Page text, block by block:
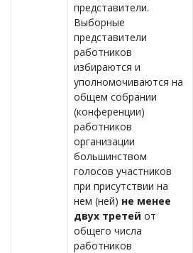
представители.
Выборные
представители
работников
избираются и
уполномочиваются на
общем собрании
(конференции)
работников
организации
большинством
голосов участников
при присутствии на
нем (ней) не менее
двух третей от
общего числа
работников